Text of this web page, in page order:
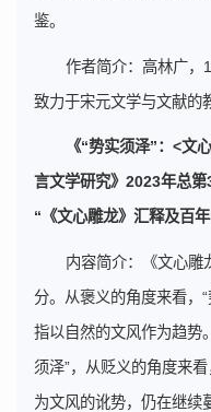
鉴。
作者简介：高林广，
致力于宋元文学与文献的
《“势实须泽”：<文
言文学研究》2023年总
“《文心雕龙》汇释及百年
内容简介：《文心雕
分。从褒义的角度来看，
指以自然的文风作为趋势
须泽”，从贬义的角度来
为文风的讹势，仍在继续